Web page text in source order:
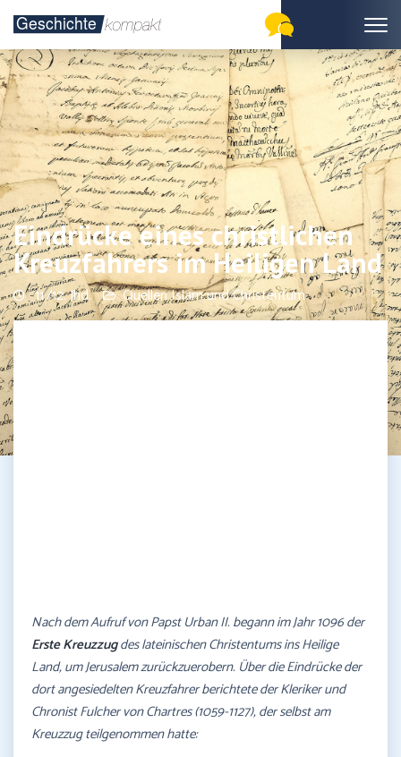
Eindrücke eines christlichen
Kreuzfahrers im Heiligen Land
11./12. Jhd. Quellen Islam und Christentum
Nach dem Aufruf von Papst Urban II. begann im Jahr 1096 der
Erste Kreuzzugdes lateinischen Christentums ins Heilige
Land, um Jerusalem zurückzuerobern. Über die Eindrücke der
dort angesiedelten Kreuzfahrer berichtete der Kleriker und
Chronist Fulcher von Chartres (1059-1127), der selbst am
Kreuzzug teilgenommen hatte: